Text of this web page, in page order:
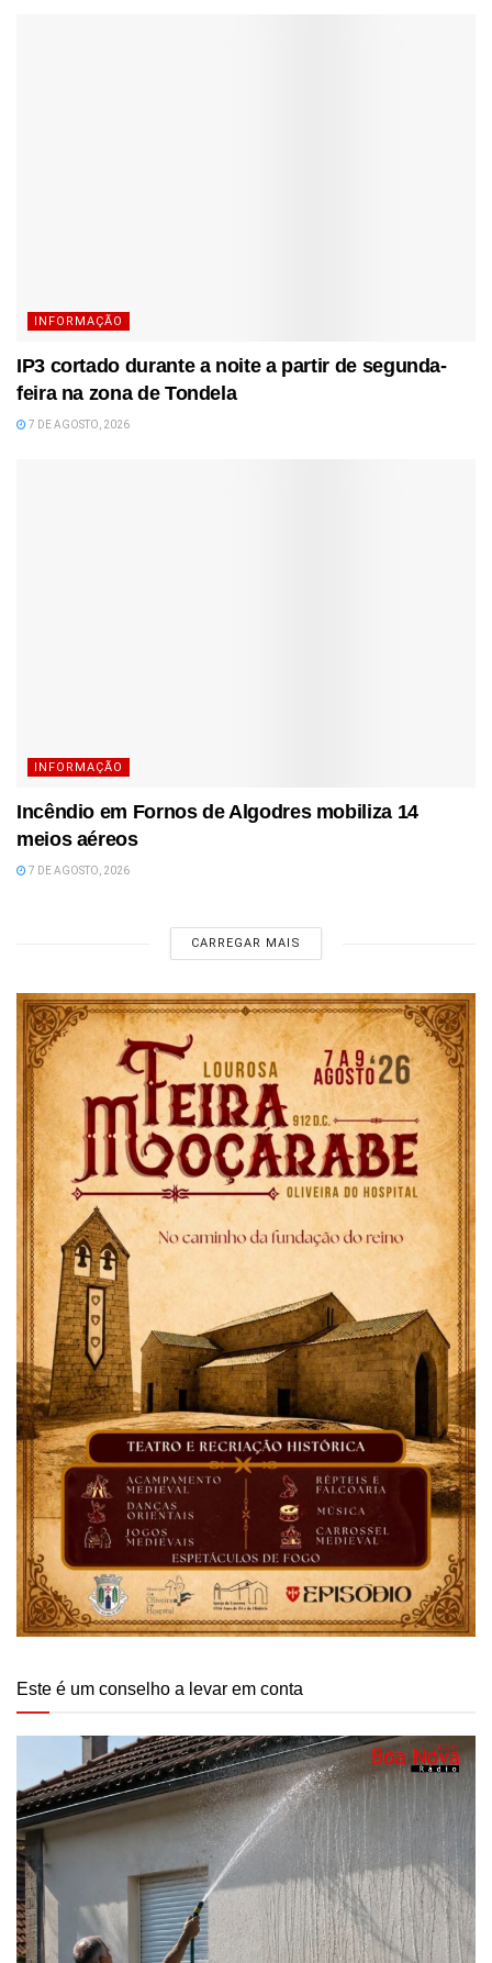
INFORMAÇÃO
IP3 cortado durante a noite a partir de segunda-
feira na zona de Tondela
7 DE AGOSTO, 2026
INFORMAÇÃO
Incêndio em Fornos de Algodres mobiliza 14
meios aéreos
7 DE AGOSTO, 2026
CARREGAR MAIS
Este é um conselho a levar em conta